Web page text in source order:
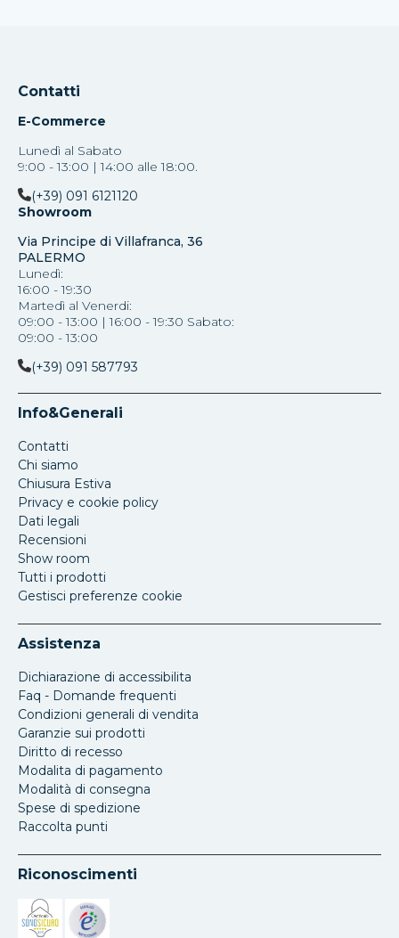
Contatti
E-Commerce
Lunedì al Sabato
9:00 - 13:00 | 14:00 alle 18:00.
(+39) 091 6121120
Showroom
Via Principe di Villafranca, 36
PALERMO
Lunedì:
16:00 - 19:30
Martedì al Venerdi:
09:00 - 13:00 | 16:00 - 19:30 Sabato:
09:00 - 13:00
(+39) 091 587793
Info&Generali
Contatti
Chi siamo
Chiusura Estiva
Privacy e cookie policy
Dati legali
Recensioni
Show room
Tutti i prodotti
Gestisci preferenze cookie
Assistenza
Dichiarazione di accessibilita
Faq - Domande frequenti
Condizioni generali di vendita
Garanzie sui prodotti
Diritto di recesso
Modalita di pagamento
Modalità di consegna
Spese di spedizione
Raccolta punti
Riconoscimenti